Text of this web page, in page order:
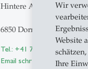
Wir
Website
Ihre
Hintere
6850 Dornbirn
Tel.: +41 71 224 79 17
Email schreiben